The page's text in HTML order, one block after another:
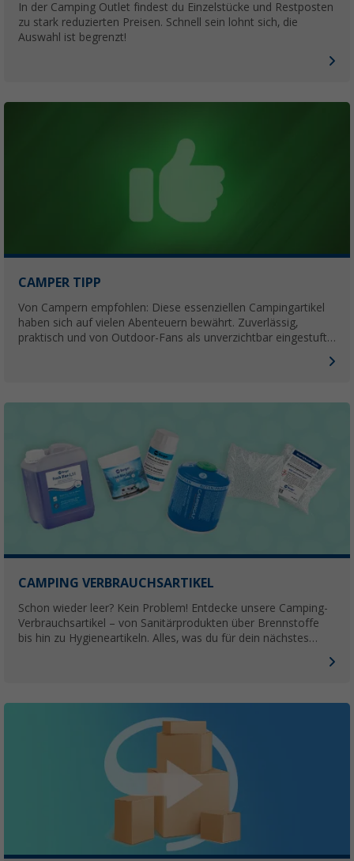
In der Camping Outlet findest du Einzelstücke und Restposten
zu stark reduzierten Preisen. Schnell sein lohnt sich, die
Auswahl ist begrenzt!
CAMPER TIPP
Von Campern empfohlen: Diese essenziellen Campingartikel
haben sich auf vielen Abenteuern bewährt. Zuverlässig,
praktisch und von Outdoor-Fans als unverzichtbar eingestuft
CAMPING VERBRAUCHSARTIKEL
Schon wieder leer? Kein Problem! Entdecke unsere Camping-
Verbrauchsartikel – von Sanitärprodukten über Brennstoffe
bis hin zu Hygieneartikeln. Alles, was du für dein nächstes